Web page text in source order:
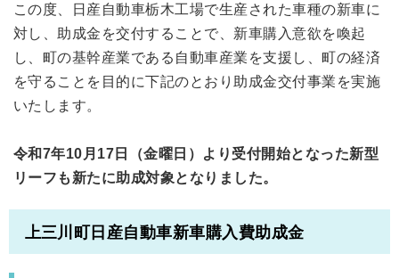
この度、日産自動車栃木工場で生産された車種の新車に
対し、助成金を交付することで、新車購入意欲を喚起
し、町の基幹産業である自動車産業を支援し、町の経済
を守ることを目的に下記のとおり助成金交付事業を実施
いたします。
令和7年10月17日（金曜日）より受付開始となった新型
リーフも新たに助成対象となりました。
上三川町日産自動車新車購入費助成金